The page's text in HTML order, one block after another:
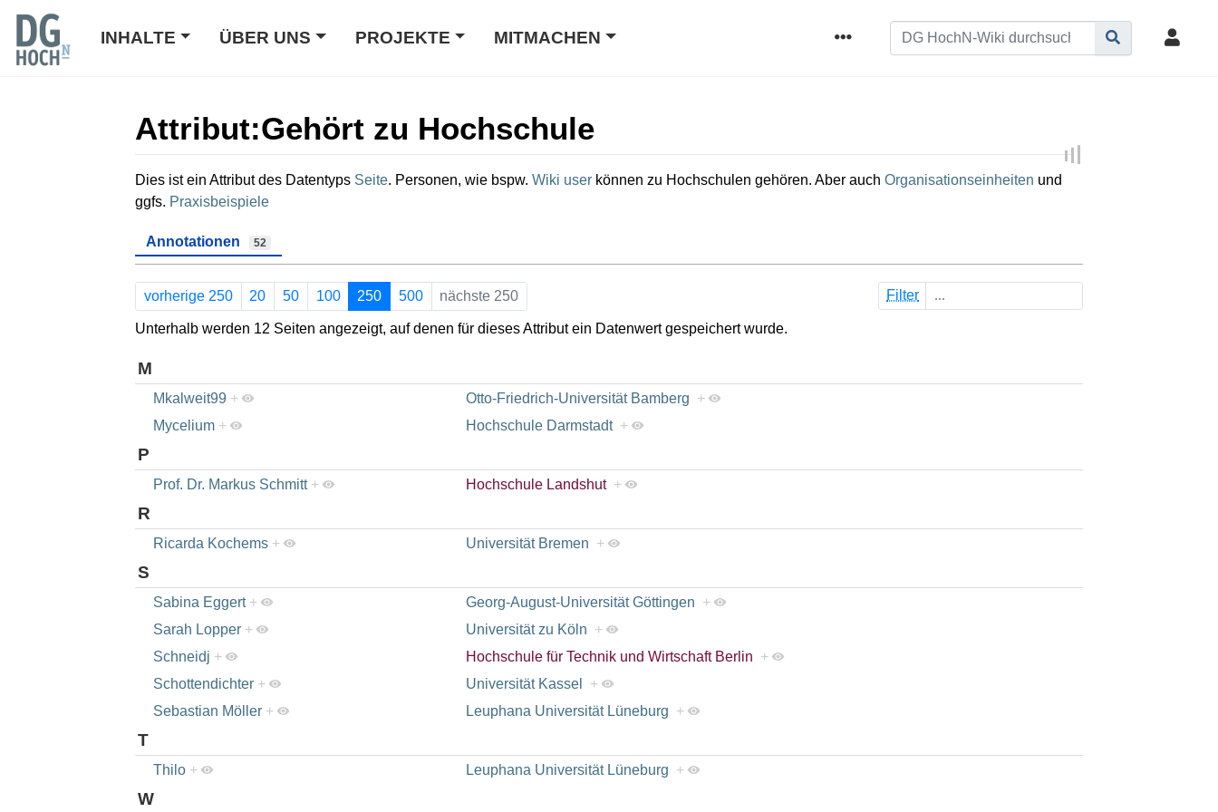
INHALTE ÜBER UNS PROJEKTE MITMACHEN
Attribut:Gehört zu Hochschule
Wechseln zu:Navigation,Suche
Dies ist ein Attribut des Datentyps Seite. Personen, wie bspw. Wiki user können zu Hochschulen gehören. Aber auch Organisationseinheiten und
ggfs. Praxisbeispiele
Annotationen 52
vorherige 250 20 50 100 250 500 nächste 250 Filter
Unterhalb werden 12 Seiten angezeigt, auf denen für dieses Attribut ein Datenwert gespeichert wurde.
M
Mkalweit99 + Otto-Friedrich-Universität Bamberg +
Mycelium + Hochschule Darmstadt +
P
Prof. Dr. Markus Schmitt + Hochschule Landshut +
R
Ricarda Kochems + Universität Bremen +
S
Sabina Eggert + Georg-August-Universität Göttingen +
Sarah Lopper + Universität zu Köln +
Schneidj + Hochschule für Technik und Wirtschaft Berlin +
Schottendichter + Universität Kassel
+
Sebastian Möller + Leuphana Universität Lüneburg +
T
Thilo + Leuphana Universität Lüneburg +
W